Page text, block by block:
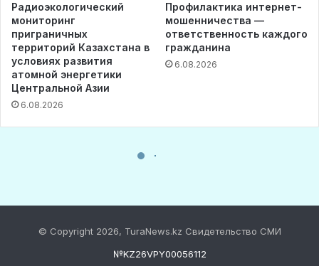
© Copyright 2026, TuraNews.kz Свидетельство СМИ
№KZ26VPY00056112